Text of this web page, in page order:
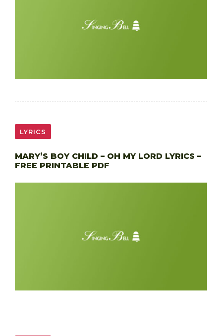
LYRICS
MARY’S BOY CHILD – OH MY LORD LYRICS –
FREE PRINTABLE PDF